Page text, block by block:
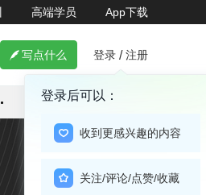
高端学员 App下载
 写点什么 登录 / 注册
登录后可以：
收到更感兴趣的内容
关注/评论/点赞/收藏